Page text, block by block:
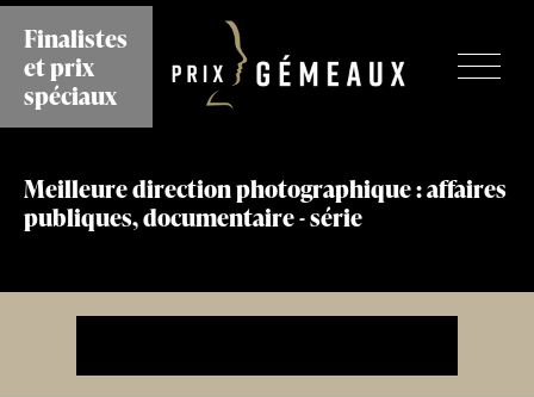
Aller
contenu
principal
Finalistes
et prix
spéciaux
Meilleure direction photographique : affaires
publiques, documentaire - série